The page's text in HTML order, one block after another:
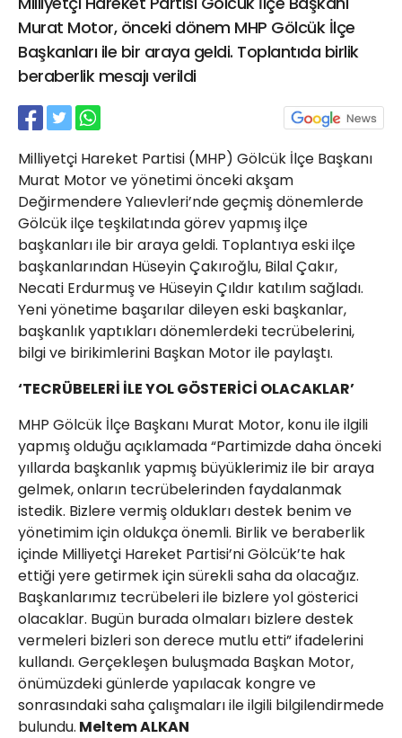
Murat Motor, önceki dönem MHP Gölcük İlçe
Başkanları ile bir araya geldi. Toplantıda birlik
beraberlik mesajı verildi
Milliyetçi Hareket Partisi (MHP) Gölcük İlçe Başkanı
Murat Motor ve yönetimi önceki akşam
Değirmendere Yalıevleri’nde geçmiş dönemlerde
Gölcük ilçe teşkilatında görev yapmış ilçe
başkanları ile bir araya geldi. Toplantıya eski ilçe
başkanlarından Hüseyin Çakıroğlu, Bilal Çakır,
Necati Erdurmuş ve Hüseyin Çıldır katılım sağladı.
Yeni yönetime başarılar dileyen eski başkanlar,
başkanlık yaptıkları dönemlerdeki tecrübelerini,
bilgi ve birikimlerini Başkan Motor ile paylaştı.
‘TECRÜBELERİ İLE YOL GÖSTERİCİ OLACAKLAR’
MHP Gölcük İlçe Başkanı Murat Motor, konu ile ilgili
yapmış olduğu açıklamada “Partimizde daha önceki
yıllarda başkanlık yapmış büyüklerimiz ile bir araya
gelmek, onların tecrübelerinden faydalanmak
istedik. Bizlere vermiş oldukları destek benim ve
yönetimim için oldukça önemli. Birlik ve beraberlik
içinde Milliyetçi Hareket Partisi’ni Gölcük’te hak
ettiği yere getirmek için sürekli saha da olacağız.
Başkanlarımız tecrübeleri ile bizlere yol gösterici
olacaklar. Bugün burada olmaları bizlere destek
vermeleri bizleri son derece mutlu etti” ifadelerini
kullandı. Gerçekleşen buluşmada Başkan Motor,
önümüzdeki günlerde yapılacak kongre ve
sonrasındaki saha çalışmaları ile ilgili bilgilendirmede
bulundu. Meltem ALKAN
21 Gölcük
02624132333
haber@golcukpostasi.com